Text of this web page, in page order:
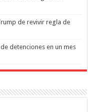
de revivir regla de
detenciones en un mes